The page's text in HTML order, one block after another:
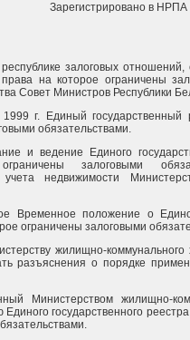
Зарегистрировано в НРПА
залоговых отношений,
на которое ограничены
Совет Министров Республики
г. Единый государственный
обязательствами.
и ведение Единого
залоговыми
учета недвижимости
Временное положение о
ограничены залоговыми
жилищно-коммунального
разъяснения о порядке
Министерством жилищно-
государственного